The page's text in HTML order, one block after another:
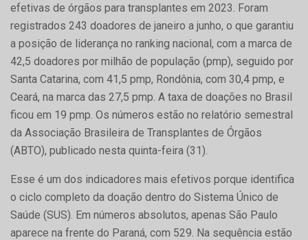
efetivas de órgãos para transplantes em 2023. Foram
registrados 243 doadores de janeiro a junho, o que garantiu
a posição de liderança no ranking nacional, com a marca de
42,5 doadores por milhão de população (pmp), seguido por
Santa Catarina, com 41,5 pmp, Rondônia, com 30,4 pmp, e
Ceará, na marca das 27,5 pmp. A taxa de doações no Brasil
ficou em 19 pmp. Os números estão no relatório semestral
da Associação Brasileira de Transplantes de Órgãos
(ABTO), publicado nesta quinta-feira (31).
Esse é um dos indicadores mais efetivos porque identifica
o ciclo completo da doação dentro do Sistema Único de
Saúde (SUS). Em números absolutos, apenas São Paulo
aparece na frente do Paraná, com 529. Na sequência estão